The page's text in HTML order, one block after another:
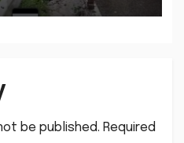
be published. Required